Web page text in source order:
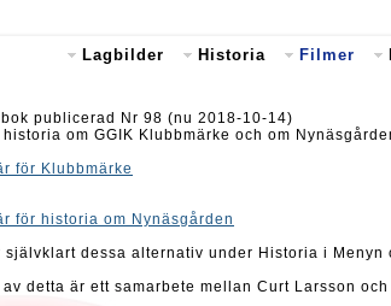
Lagbilder Historia Filmer
publicerad Nr 98 (nu 2018-10-14)
om GGIK Klubbmärke och om
för Klubbmärke
för historia om Nynäsgården
självklart dessa alternativ under Historia i Menyn
detta är ett samarbete mellan Curt Larsson